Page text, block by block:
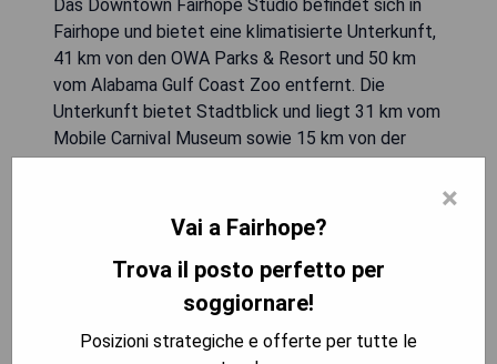
Das Downtown Fairhope Studio befindet sich in
Fairhope und bietet eine klimatisierte Unterkunft,
41 km von den OWA Parks & Resort und 50 km
vom Alabama Gulf Coast Zoo entfernt. Die
Unterkunft bietet Stadtblick und liegt 31 km vom
Mobile Carnival Museum sowie 15 km von der
United States Sports Academy entfernt. Die
km vom USS Alabama Battleship Memorial Park
entfernt. Mit kostenlosem WLAN ausgestattet,
verfügt das ein Schlafzimmer große Apartment
über einen Fernseher, eine Waschmaschine sowie
und Mikrowelle. Handtücher und Bettwäsche sind
×
Vai a Fairhope?
Trova il posto perfetto per
soggiornare!
Posizioni strategiche e offerte per tutte le